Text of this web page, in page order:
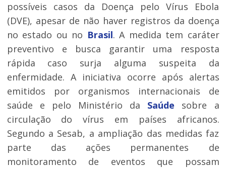
possíveis casos da Doença pelo Vírus Ebola
(DVE), apesar de não haver registros da doença
no estado ou no Brasil. A medida tem caráter
preventivo e busca garantir uma resposta
rápida caso surja alguma suspeita da
enfermidade. A iniciativa ocorre após alertas
emitidos por organismos internacionais de
saúde e pelo Ministério da Saúde sobre a
circulação do vírus em países africanos.
Segundo a Sesab, a ampliação das medidas faz
parte das ações permanentes de
monitoramento de eventos que possam